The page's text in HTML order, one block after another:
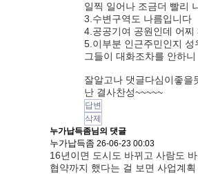
일찍 일어나 조금더 빨리
3.수변구역도 나름입니다
4.공공기여 공원인데 어
5.이부분 인근주민인지
그들이 대화조차를 안하
잘알고나 댓글다심이좋을
난 결사찬성~~~~~
답변
삭제
누가납득좀님의 댓글
누가납득좀 26-06-23 00:03
16년이면 도시도 바뀌고 사람도
협약까지 했다는 걸 보면 사업계